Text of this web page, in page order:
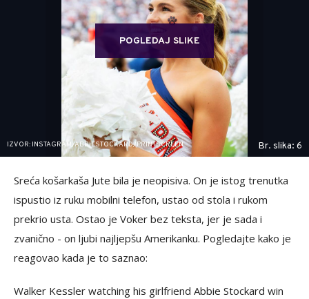
POGLEDAJ SLIKE
IZVOR: INSTAGRAM/ABBIESTOCKARD/PRINTSCREEN Br. slika: 6
Sreća košarkaša Jute bila je neopisiva. On je istog trenutka
ispustio iz ruku mobilni telefon, ustao od stola i rukom
prekrio usta. Ostao je Voker bez teksta, jer je sada i
zvanično - on ljubi najljepšu Amerikanku. Pogledajte kako je
reagovao kada je to saznao:
Walker Kessler watching his girlfriend Abbie Stockard win